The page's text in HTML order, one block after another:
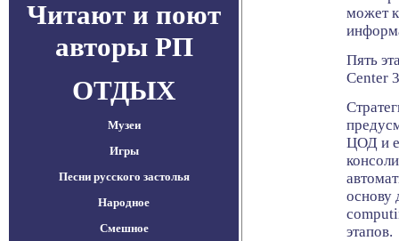
Читают и поют
авторы РП
ОТДЫХ
Музеи
Игры
Песни русского застолья
Народное
Смешное
может
Пять
Center
ЦОД и
основу
этапов.